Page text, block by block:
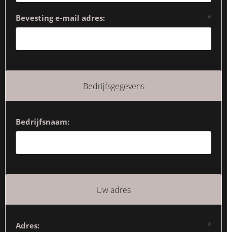
Bevesting e-mail adres: *
Bedrijfsgegevens
Bedrijfsnaam:
Uw adres
Adres: *